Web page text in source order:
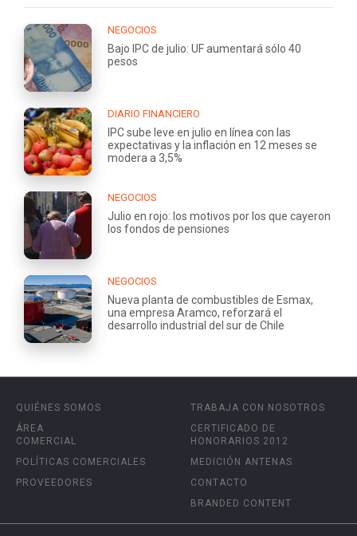
NEGOCIOS
Bajo IPC de julio: UF aumentará sólo 40
pesos
DIARIO FINANCIERO
IPC sube leve en julio en línea con las
expectativas y la inflación en 12 meses se
modera a 3,5%
NEGOCIOS
Julio en rojo: los motivos por los que cayeron
los fondos de pensiones
NEGOCIOS
Nueva planta de combustibles de Esmax,
una empresa Aramco, reforzará el
desarrollo industrial del sur de Chile
QUIÉNES SOMOS
ÁREA
COMERCIAL
POLÍTICAS COMERCIALES
PROVEEDORES
TRABAJA CON NOSOTROS
CERTIFICADO DE
HONORARIOS 2012
MEDICIÓN ANTENAS
CONTACTO
BRANDED CONTENT